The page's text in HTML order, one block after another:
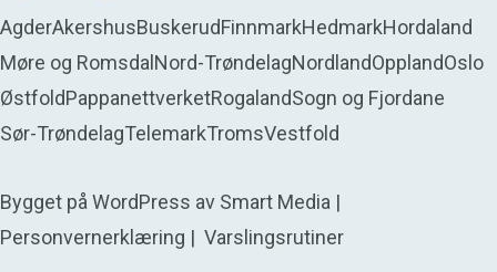
AgderAkershusBuskerudFinnmarkHedmarkHordaland
Møre og RomsdalNord-TrøndelagNordlandOpplandOslo
ØstfoldPappanettverketRogalandSogn og Fjordane
Sør-TrøndelagTelemarkTromsVestfold
Bygget på WordPress av Smart Media |
Personvernerklæring | Varslingsrutiner